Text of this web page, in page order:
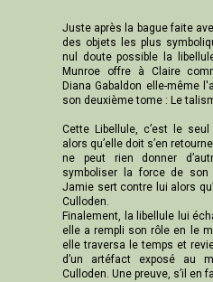
Juste après la bague faite
des objets les plus
nul doute possible la
Munroe offre à Claire
Diana Gabaldon elle-même
son deuxième tome : Le
Cette Libellule, c’est le
alors qu’elle doit s’en
ne peut rien donner
symboliser la force de son
Jamie sert contre lui alors
Culloden.
Finalement, la libellule lui
elle a rempli son rôle en le
elle traversa le temps et
d’un artéfact exposé au
Culloden. Une preuve, s’il en